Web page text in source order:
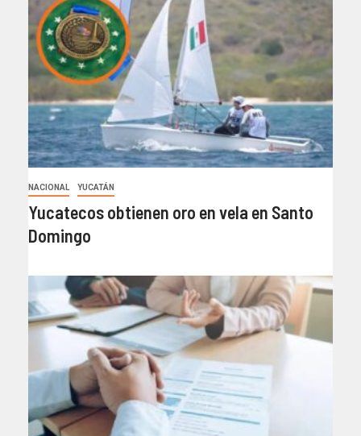
NACIONAL YUCATÁN
Yucatecos obtienen oro en vela en Santo
Domingo